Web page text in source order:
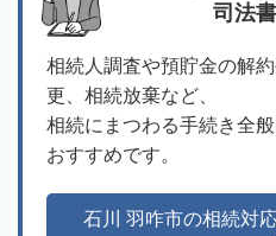
司法
相続人調査や預貯金の解
更、相続放棄など、
相続にまつわる手続き全
おすすめです。
石川 羽咋市の相続対